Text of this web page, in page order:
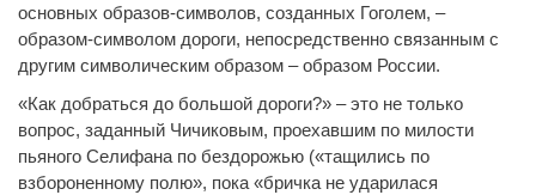
основных образов-символов, созданных Гоголем, –
образом-символом дороги, непосредственно связанным с
другим символическим образом – образом России.
«Как добраться до большой дороги?» – это не только
вопрос, заданный Чичиковым, проехавшим по милости
пьяного Селифана по бездорожью («тащились по
взбороненному полю», пока «бричка не ударилася